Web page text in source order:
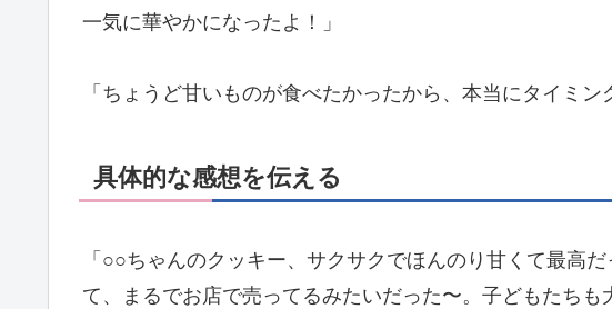
一気に華やかになったよ！」
「ちょうど甘いものが食べたかったから、本当にタイミ
具体的な感想を伝える
「○○ちゃんのクッキー、サクサクでほんのり甘くて最高
て、まるでお店で売ってるみたいだった〜。子どもたち